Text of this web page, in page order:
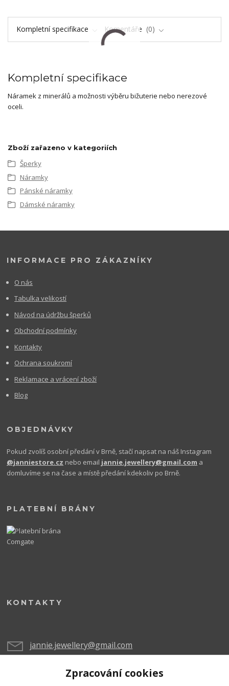
Kompletní specifikace Komentáře 0
Kompletní specifikace
Náramek z minerálů a možnosti výběru bižuterie nebo nerezové
oceli.
Zboží zařazeno v kategoriích
Šperky
Náramky
Pánské náramky
Dámské náramky
INFORMACE PRO ZÁKAZNÍKY
O nás
Tabulka velikostí
Návod na údržbu šperků
Obchodní podmínky
Kontakty
Ochrana soukromí
Reklamace a vrácení zboží
Blog
OBJEDNÁVKY
Pokud zvolíš osobní předání v Brně, stačí napsat na náš Instagram
@janniestore.cz nebo email jannie.jewellery@gmail.com a
domluvíme se na čase a místě předání kdekoliv po Brně.
PLATEBNÍ BRÁNY
KONTAKTY
jannie.jewellery@gmail.com
Zpracování cookies